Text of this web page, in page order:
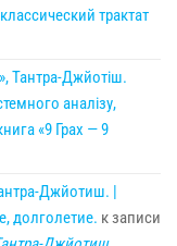
трактат
Тантра-Джйотіш.
аналізу,
«9 Грах — 9
Джйотиш. |
долголетие. к записи